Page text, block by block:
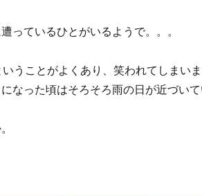
っているひとがいるようで。。。
うことがよくあり、笑われてしまい
なった頃はそろそろ雨の日が近づい